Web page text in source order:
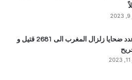
ارتفاع عدد ضحايا زلزال المغرب الى 2681 قتيل و